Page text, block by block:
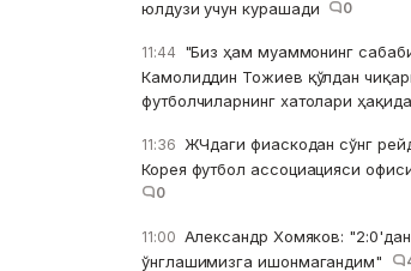
юлдузи учун курашади
0
11:44 "Биз ҳам муаммонинг
Камолиддин Тожиев қўлдан
футболчиларнинг хатолари ҳақида
11:36 ЖЧдаги фиаскодан сўнг
Корея футбол ассоциацияси
0
11:00 Александр Хомяков: "2:0'дан
ўнглашимизга ишонмагандим"